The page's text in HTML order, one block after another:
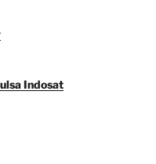
Indosat